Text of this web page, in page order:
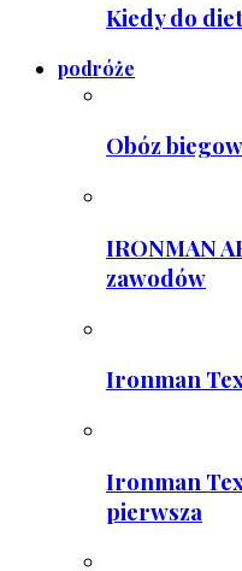
Kiedy do
podróże
Obóz
IRONMAN
zawodów
Ironman
Ironman
pierwsza